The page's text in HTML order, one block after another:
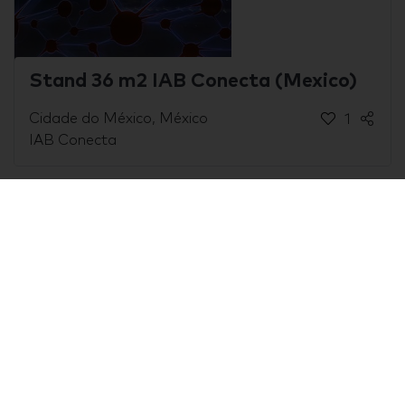
Stand 36 m2 IAB Conecta (Mexico)
Cidade do México, México
IAB Conecta
1